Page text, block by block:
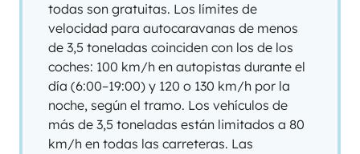
todas son gratuitas. Los límites de
velocidad para autocaravanas de menos
de 3,5 toneladas coinciden con los de los
coches: 100 km/h en autopistas durante el
día (6:00–19:00) y 120 o 130 km/h por la
noche, según el tramo. Los vehículos de
más de 3,5 toneladas están limitados a 80
km/h en todas las carreteras. Las